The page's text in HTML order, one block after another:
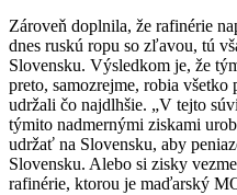
Zároveň doplnila, že rafinérie
dnes ruskú ropu so zľavou, tú
Slovensku. Výsledkom je, že
preto, samozrejme, robia
udržali čo najdlhšie. „V tejto
týmito nadmernými ziskami
udržať na Slovensku, aby
Slovensku. Alebo si zisky
rafinérie, ktorou je maďarský